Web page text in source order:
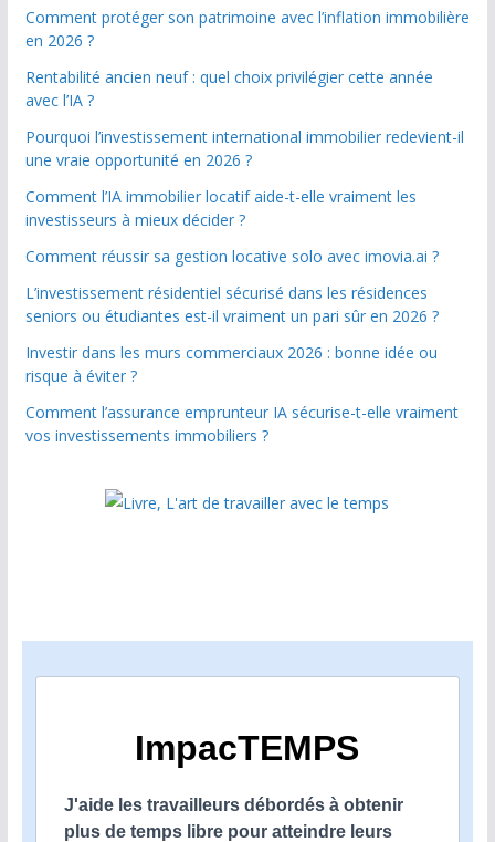
Comment protéger son patrimoine avec l’inflation immobilière
en 2026 ?
Rentabilité ancien neuf : quel choix privilégier cette année
avec l’IA ?
Pourquoi l’investissement international immobilier redevient-il
une vraie opportunité en 2026 ?
Comment l’IA immobilier locatif aide-t-elle vraiment les
investisseurs à mieux décider ?
Comment réussir sa gestion locative solo avec imovia.ai ?
L’investissement résidentiel sécurisé dans les résidences
seniors ou étudiantes est-il vraiment un pari sûr en 2026 ?
Investir dans les murs commerciaux 2026 : bonne idée ou
risque à éviter ?
Comment l’assurance emprunteur IA sécurise-t-elle vraiment
vos investissements immobiliers ?
ImpacTEMPS
J'aide les travailleurs débordés à obtenir
plus de temps libre pour atteindre leurs